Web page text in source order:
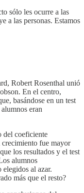
sólo les ocurre a las
a las personas. Estamos
Robert Rosenthal unió
En el centro,
basándose en un test
eran
del coeficiente
crecimiento fue mayor
los resultados y el test
alumnos
elegidos al azar.
más que el resto?